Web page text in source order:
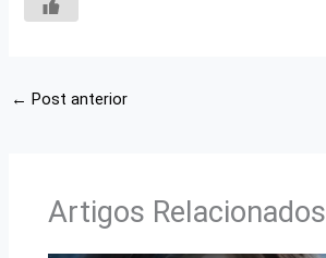
← Post anterior
Artigos Relacionados